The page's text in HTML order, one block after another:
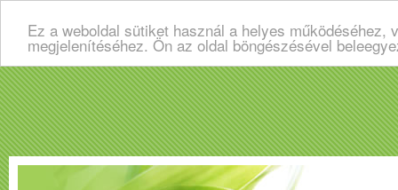
Ez a weboldal sütiket használ a helyes
megjelenítéséhez. Ön az oldal böngészésével